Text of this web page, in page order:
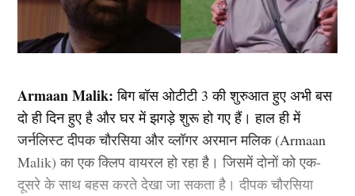
Armaan Malik: बिग बॉस ओटीटी 3 की शुरुआत हुए अभी बस
दो ही दिन हुए है और घर में झगड़े शुरू हो गए हैं। हाल ही में
जर्नलिस्ट दीपक चौरसिया और व्लॉगर अरमान मलिक (Armaan
Malik) का एक क्लिप वायरल हो रहा है। जिसमें दोनों को एक-
दूसरे के साथ बहस करते देखा जा सकता है। दीपक चौरसिया